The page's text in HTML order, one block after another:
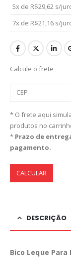
5x de R$29,62 s/
7x de R$21,16 s/
Calcule o frete
* O frete aqui
produtos no
* Prazo de
pagamento.
CALCULAR
DESCRIÇÃO
Bico Leque